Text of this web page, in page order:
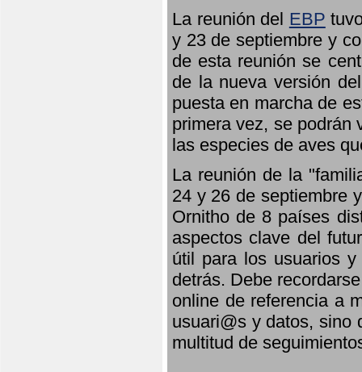
La reunión del EBP
y 23 de septiembre y
de esta reunión se
de la nueva versión
puesta en marcha de
primera vez, se podrán
las especies de aves
La reunión de la
24 y 26 de septiembre
Ornitho de 8 países
aspectos clave del
útil para los usuarios
detrás. Debe
online de referencia a
usuari@s y datos, sino
multitud de